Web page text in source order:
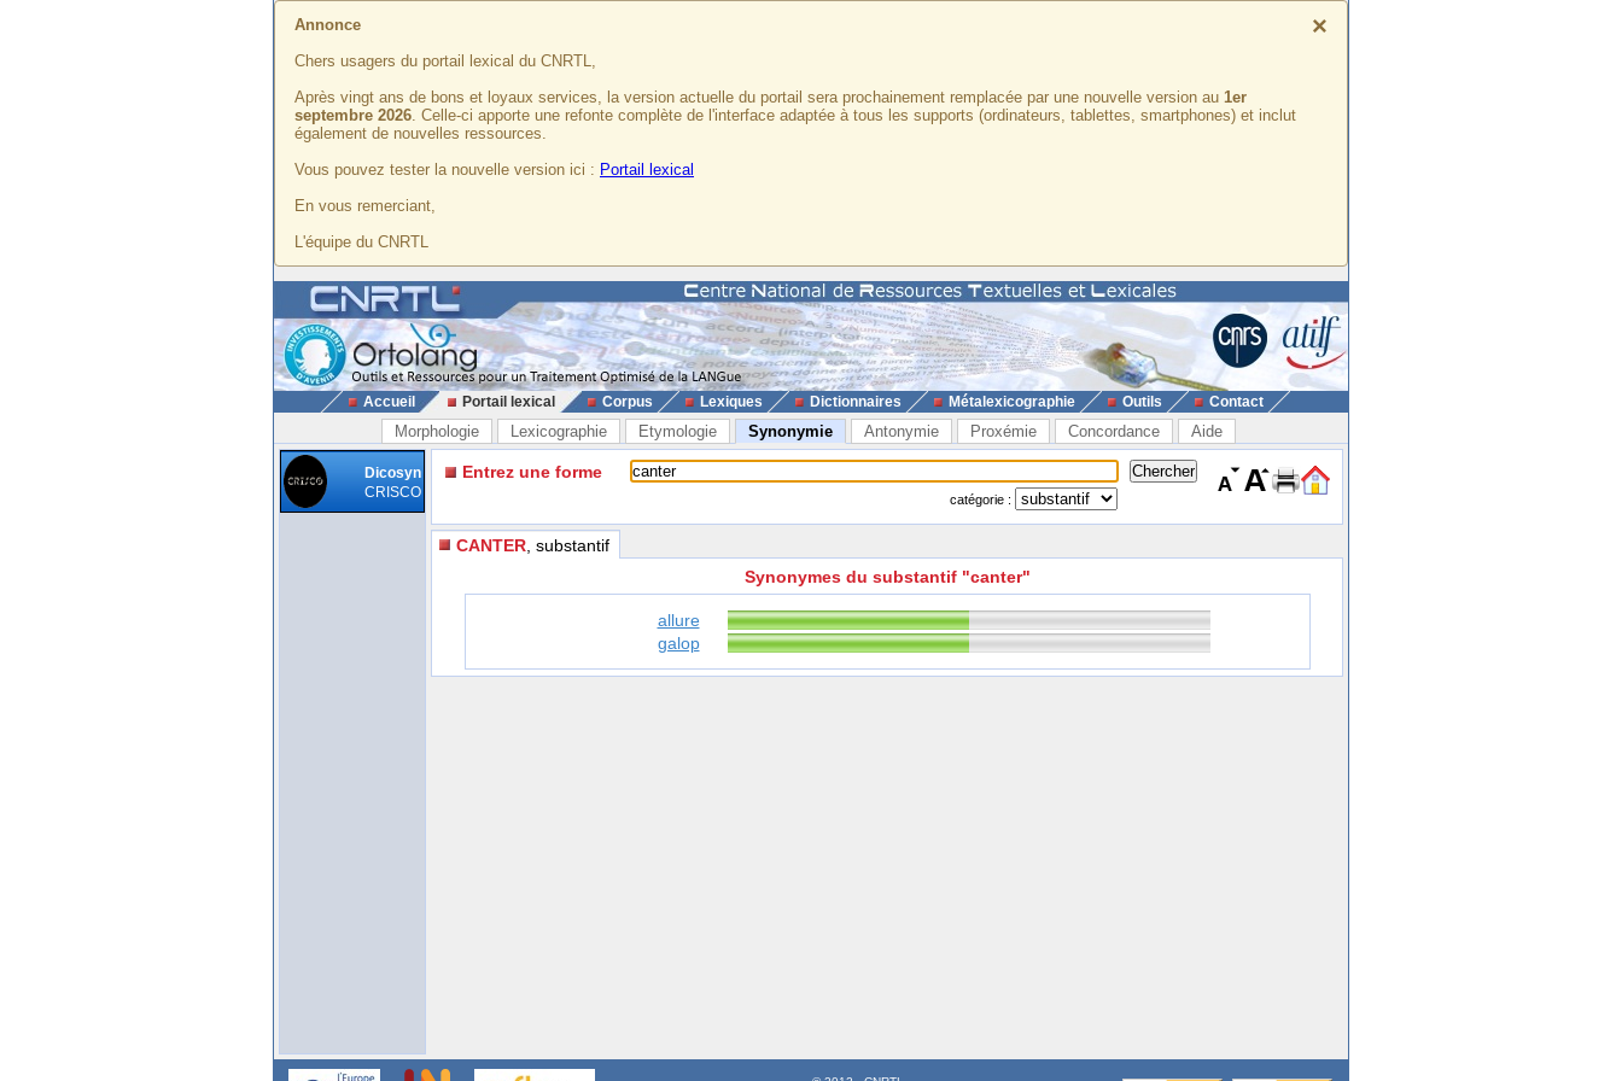
×
Annonce
Chers usagers du portail lexical du CNRTL,
Après vingt ans de bons et loyaux services, la version actuelle du portail sera prochainement remplacée par une nouvelle version au 1er
septembre 2026. Celle-ci apporte une refonte complète de l'interface adaptée à tous les supports (ordinateurs, tablettes, smartphones) et inclut
également de nouvelles ressources.
Vous pouvez tester la nouvelle version ici : Portail lexical
En vous remerciant,
L'équipe du CNRTL
Accueil Portail lexical Corpus Lexiques Dictionnaires Métalexicographie Outils Contact
Morphologie Lexicographie Etymologie Synonymie Antonymie Proxémie Concordance Aide
Dicosyn
CRISCO
Entrez une forme
catégorie :
CANTER , substantif
Synonymes du substantif "canter"
allure
galop